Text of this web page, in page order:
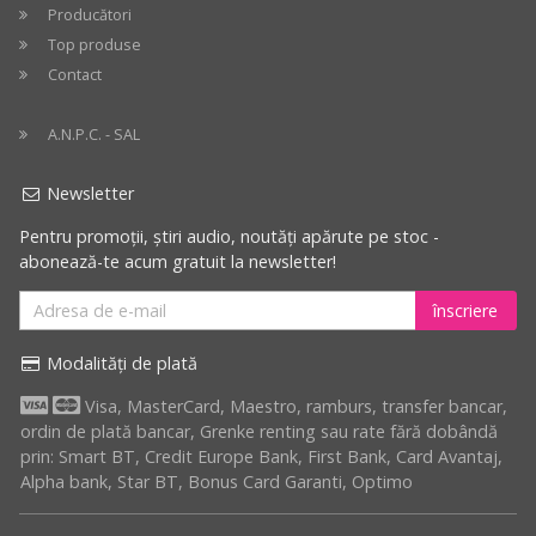
Producători
Top produse
Contact
A.N.P.C. - SAL
Newsletter
Pentru promoții, știri audio, noutăți apărute pe stoc -
abonează-te acum gratuit la newsletter!
înscriere
Modalități de plată
Visa, MasterCard, Maestro, ramburs, transfer bancar,
ordin de plată bancar, Grenke renting sau rate fără dobândă
prin: Smart BT, Credit Europe Bank, First Bank, Card Avantaj,
Alpha bank, Star BT, Bonus Card Garanti, Optimo